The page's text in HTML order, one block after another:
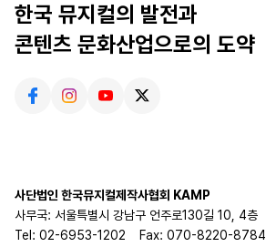
한국 뮤지컬의 발전과
콘텐츠 문화산업으로의 도약
사단법인 한국뮤지컬제작사협회 KAMP
사무국: 서울특별시 강남구 언주로130길 10, 4층
Tel: 02-6953-1202
Fax: 070-8220-8784